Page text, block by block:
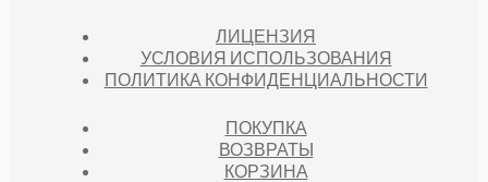
ЛИЦЕНЗИЯ
УСЛОВИЯ ИСПОЛЬЗОВАНИЯ
ПОЛИТИКА КОНФИДЕНЦИАЛЬНОСТИ
ПОКУПКА
ВОЗВРАТЫ
КОРЗИНА